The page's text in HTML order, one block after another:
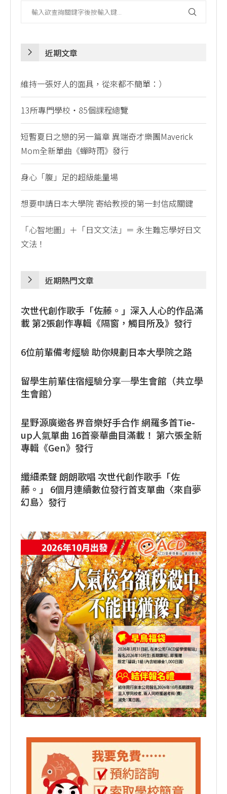
近期文章
維持一張好人的面具，從來都不簡單：）
13所專門學校・85個課程總覽
短暫夏日之戀的另一篇章 異端奇才樂團Maverick
Mom全新單曲《蟬時雨》發行
身心「腹」足的超級能量場
想要申請日本大學院 寄給教授的第一封信成關鍵
「心智地圖」＋「日文文法」＝ 永生難忘學好日文
文法！
近期熱門文章
次世代創作歌手「佐藤。」深入人心的作品滿
載 第2張創作專輯《隔窗，觸目所及》發行
6位前輩備考經驗 助你規劃日本大學院之路
留學生前輩住宿經驗分享─學生會館（共立學
生會館）
星野源廣邀各界音樂好手合作 網羅多首Tie-
up人氣單曲 16首豪華曲目滿載！ 第六張全新
專輯《Gen》發行
纖細柔聲 朗朗歌唱 次世代創作歌手「佐
藤。」 6個月連續數位發行首支單曲〈來自夢
幻島〉發行